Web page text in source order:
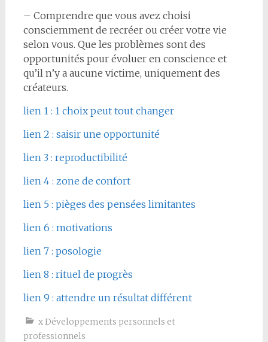
– Comprendre que vous avez choisi
consciemment de recréer ou créer votre vie
selon vous. Que les problèmes sont des
opportunités pour évoluer en conscience et
qu’il n’y a aucune victime, uniquement des
créateurs.
lien 1 : 1 choix peut tout changer
lien 2 : saisir une opportunité
lien 3 : reproductibilité
lien 4 : zone de confort
lien 5 : pièges des pensées limitantes
lien 6 : motivations
lien 7 : posologie
lien 8 : rituel de progrès
lien 9 : attendre un résultat différent
x Développements personnels et
professionnels